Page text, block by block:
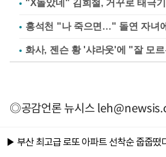
"X돌았네" 김희철, 거꾸로 태극
홍석천 "나 죽으면…" 돌연 자녀
화사, 젠슨 황 '샤라웃'에 "잘 모
◎공감언론 뉴시스